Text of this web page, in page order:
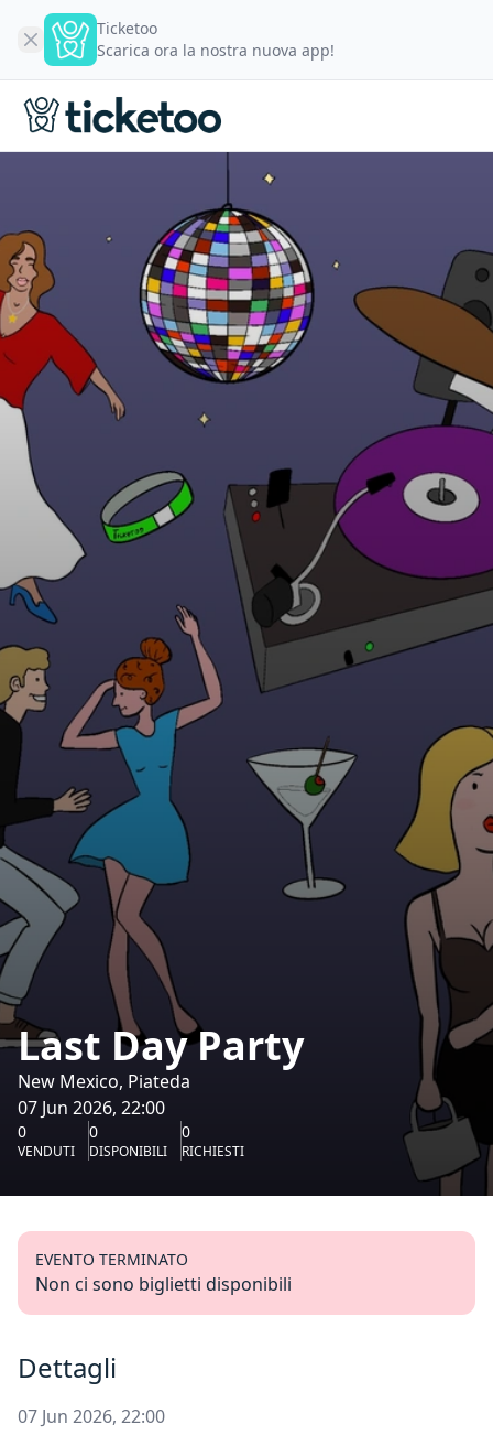
Ticketoo
Scarica ora la nostra nuova app!
Last Day Party
New Mexico, Piateda
07 Jun 2026, 22:00
0
VENDUTI
0
DISPONIBILI
0
RICHIESTI
EVENTO TERMINATO
Non ci sono biglietti disponibili
Dettagli
07 Jun 2026, 22:00